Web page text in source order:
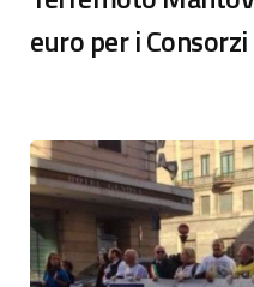
euro per i